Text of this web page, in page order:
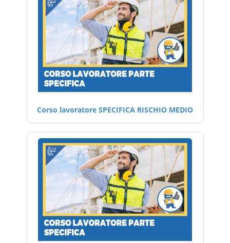
Corso lavoratore SPECIFICA RISCHIO MEDIO